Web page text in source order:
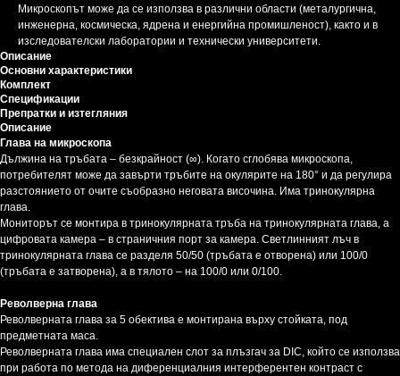
Микроскопът може да се използва в различни области (металургична,
инженерна, космическа, ядрена и енергийна промишленост), както и в
изследователски лаборатории и технически университети.
Описание
Основни характеристики
Комплект
Спецификации
Препратки и изтегляния
Описание
Глава на микроскопа
Дължина на тръбата – безкрайност (∞). Когато сглобява микроскопа,
потребителят може да завърти тръбите на окулярите на 180° и да регулира
разстоянието от очите съобразно неговата височина. Има тринокулярна
глава.
Мониторът се монтира в тринокулярната тръба на тринокулярната глава, а
цифровата камера – в страничния порт за камера. Светлинният лъч в
тринокулярната глава се разделя 50/50 (тръбата е отворена) или 100/0
(тръбата е затворена), а в тялото – на 100/0 или 0/100.
Револверна глава
Револверната глава за 5 обектива е монтирана върху стойката, под
предметната маса.
Револверната глава има специален слот за плъзгач за DIC, който се използва
при работа по метода на диференциалния интерферентен контраст с